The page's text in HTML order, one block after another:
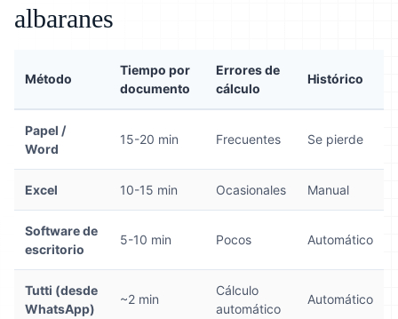
albaranes
Método
Tiempo por
documento
Errores de
cálculo
Histórico
Papel /
Word
15-20 min Frecuentes Se pierde
Excel 10-15 min Ocasionales Manual
Software de
escritorio
5-10 min Pocos Automático
Tutti (desde
WhatsApp)
~2 min
Cálculo
automático
Automático